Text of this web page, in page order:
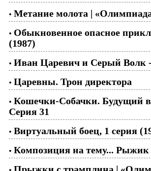
• Метание молота |
• Обыкновенное опасное
(1987)
• Иван Царевич и Серый Волк
• Царевны. Трон директора
• Кошечки-Собачки. Будущий
Серия 31
• Виртуальный боец, 1 серия
• Композиция на тему... Рыжик